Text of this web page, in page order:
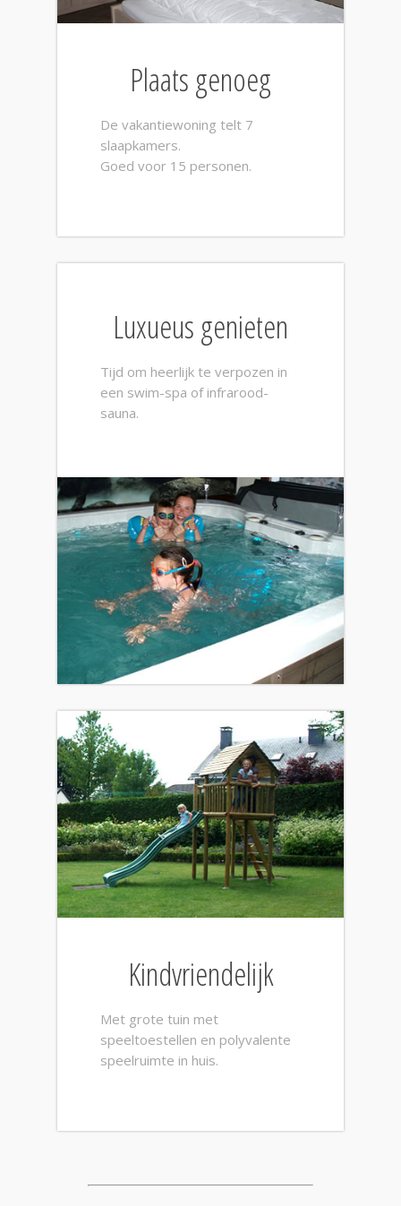
Plaats genoeg
De vakantiewoning telt 7
slaapkamers.
Goed voor 15 personen.
Luxueus genieten
Tijd om heerlijk te verpozen in
een swim-spa of infrarood-
sauna.
Kindvriendelijk
Met grote tuin met
speeltoestellen en polyvalente
speelruimte in huis.